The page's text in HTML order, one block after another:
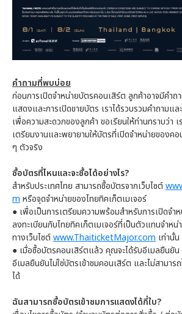
คำถามที่พบบ่อย
ก่อนการเปิดจำหน่ายบัตรคอนเสิร์ต ลูกค้าอาจมีคำถ
แสดงและการเปิดขายบัตร เราได้รวบรวมคำถามแล
เพื่อความสะดวกของลูกค้า ขอเรียนให้ท่านทราบว่า
เตรียมงานและพยายามให้บัตรที่เปิดจำหน่ายของค
ๆ ตัวจริง
ซื้อบัตรที่ไหนและจะซื้อได้อย่างไร?
สำหรับประเทศไทย สามารถซื้อบัตรจากเว็บไซต์
m หรือจุดจำหน่ายของไทยทิคเก็ตเมเจอร์
● เพื่อเป็นการเตรียมความพร้อมสำหรับการเปิดจำ
ลงทะเบียนกับไทยทิคเก็ตเมเจอร์ที่เป็นตัวแทนจำหน่
ทางเว็บไซต์www.ThaiticketMajor.com เท่านั้น
● เมื่อซื้อบัตรคอนเสิร์ตแล้ว คุณจะได้รับอีเมลยืนยัน
อีเมลยืนยันไม่ใช่บัตรเข้าชมคอนเสิร์ต และไม่สามาร
ได้
ฉันสามารถซื้อบัตรเข้าชมการแสดงได้กี่ใบ?